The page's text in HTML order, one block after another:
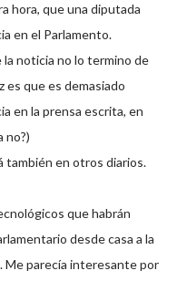
hora, que una diputada
en el Parlamento.
la noticia no lo termino de
es que es demasiado
en la prensa escrita, en
no?)
también en otros diarios.
que habrán
desde casa a la
Me parecía interesante por